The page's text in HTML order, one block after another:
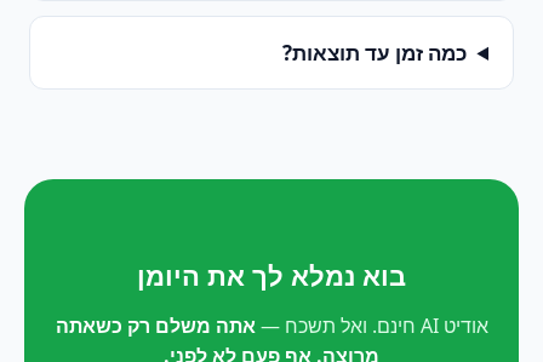
כמה זמן עד תוצאות?
בוא נמלא לך את היומן
אודיט AI חינם. ואל תשכח —
אתה משלם רק כשאתה
מרוצה. אף פעם לא לפני.